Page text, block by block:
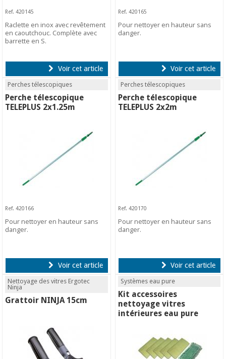
Ref. 420145
Raclette en inox avec revêtement
en caoutchouc. Complète avec
barrette en S.
Voir cet article
Ref. 420165
Pour nettoyer en hauteur sans
danger.
Voir cet article
Perches télescopiques
Perche télescopique
TELEPLUS 2x1.25m
Ref. 420166
Pour nettoyer en hauteur sans
danger.
Voir cet article
Perches télescopiques
Perche télescopique
TELEPLUS 2x2m
Ref. 420170
Pour nettoyer en hauteur sans
danger.
Voir cet article
Nettoyage des vitres Ergotec
Ninja
Grattoir NINJA 15cm
Systèmes eau pure
Kit accessoires
nettoyage vitres
intérieures eau pure